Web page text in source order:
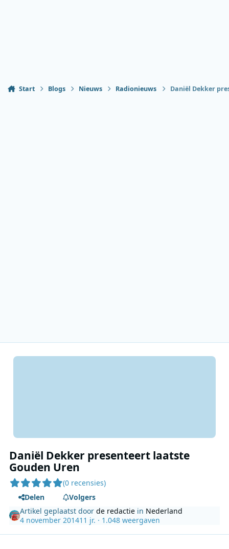
Start Blogs Nieuws Radionieuws Daniël Dekker
Daniël Dekker presenteert laatste
Gouden Uren
(0 recensies)
Delen
Volgers
Artikel geplaatst doorde redactie in Nederland
4 november 201411 jr. · 1.048 weergaven